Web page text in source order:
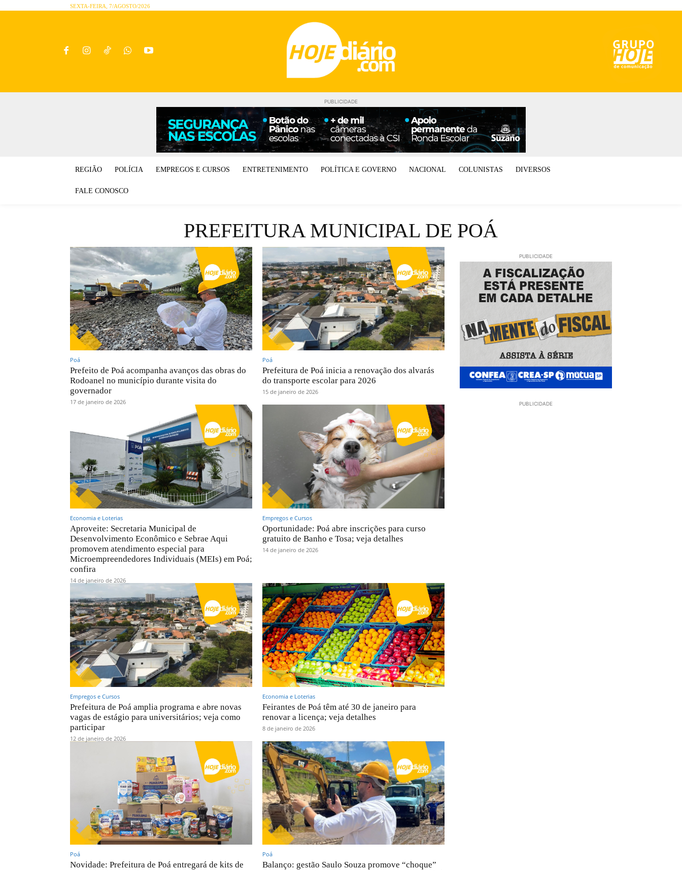
SEXTA-FEIRA, 7/AGOSTO/2026
PUBLICIDADE
REGIÃO POLÍCIA EMPREGOS E CURSOS ENTRETENIMENTO POLÍTICA E GOVERNO NACIONAL COLUNISTAS DIVERSOS
FALE CONOSCO
PREFEITURA MUNICIPAL DE POÁ
Poá
Prefeito de Poá acompanha avanços das obras do
Rodoanel no município durante visita do
governador
17 de janeiro de 2026
Poá
Prefeitura de Poá inicia a renovação dos alvarás
do transporte escolar para 2026
15 de janeiro de 2026
Economia e Loterias
Aproveite: Secretaria Municipal de
Desenvolvimento Econômico e Sebrae Aqui
promovem atendimento especial para
Microempreendedores Individuais (MEIs) em Poá;
confira
14 de janeiro de 2026
Empregos e Cursos
Oportunidade: Poá abre inscrições para curso
gratuito de Banho e Tosa; veja detalhes
14 de janeiro de 2026
Empregos e Cursos
Prefeitura de Poá amplia programa e abre novas
vagas de estágio para universitários; veja como
participar
12 de janeiro de 2026
Economia e Loterias
Feirantes de Poá têm até 30 de janeiro para
renovar a licença; veja detalhes
8 de janeiro de 2026
Poá
Novidade: Prefeitura de Poá entregará de kits de
Poá
Balanço: gestão Saulo Souza promove “choque”
PUBLICIDADE
PUBLICIDADE